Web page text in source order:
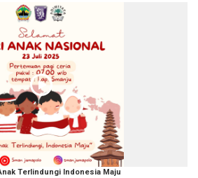
Terlindungi Indonesia Maju